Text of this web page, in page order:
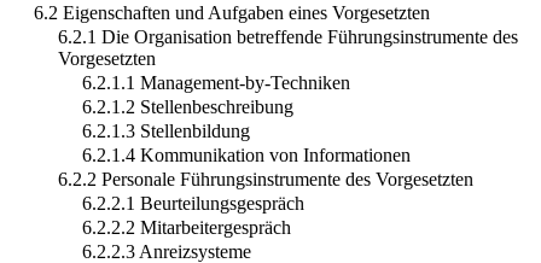
6.2 Eigenschaften und Aufgaben eines Vorgesetzten
6.2.1 Die Organisation betreffende Führungsinstrumente des
Vorgesetzten
6.2.1.1 Management-by-Techniken
6.2.1.2 Stellenbeschreibung
6.2.1.3 Stellenbildung
6.2.1.4 Kommunikation von Informationen
6.2.2 Personale Führungsinstrumente des Vorgesetzten
6.2.2.1 Beurteilungsgespräch
6.2.2.2 Mitarbeitergespräch
6.2.2.3 Anreizsysteme